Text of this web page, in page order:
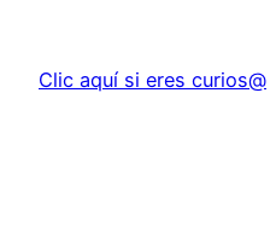
contenido
Clic aquí si eres curios@